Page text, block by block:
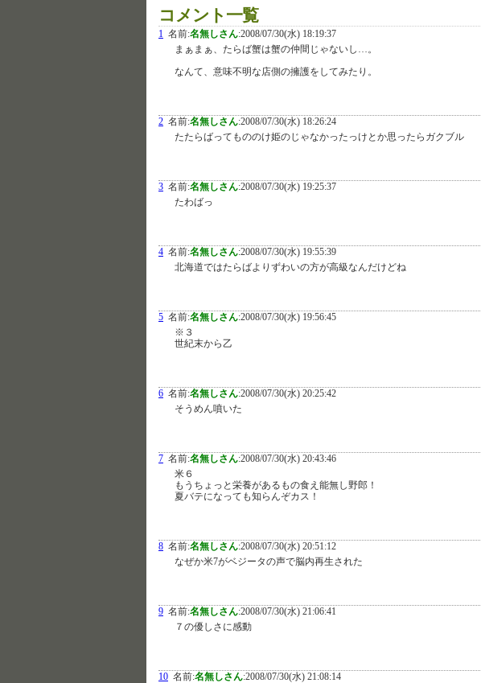
コメント一覧
1 名前:名無しさん:2008/07/30(水) 18:19:37
まぁまぁ、たらば蟹は蟹の仲間じゃないし…。
なんて、意味不明な店側の擁護をしてみたり。
2 名前:名無しさん:2008/07/30(水) 18:26:24
たたらばってもののけ姫のじゃなかったっけとか思ったらガクブル
3 名前:名無しさん:2008/07/30(水) 19:25:37
たわばっ
4 名前:名無しさん:2008/07/30(水) 19:55:39
北海道ではたらばよりずわいの方が高級なんだけどね
5 名前:名無しさん:2008/07/30(水) 19:56:45
※３
世紀末から乙
6 名前:名無しさん:2008/07/30(水) 20:25:42
そうめん噴いた
7 名前:名無しさん:2008/07/30(水) 20:43:46
米６
もうちょっと栄養があるもの食え能無し野郎！
夏バテになっても知らんぞカス！
8 名前:名無しさん:2008/07/30(水) 20:51:12
なぜか米7がベジータの声で脳内再生された
9 名前:名無しさん:2008/07/30(水) 21:06:41
７の優しさに感動
10 名前:名無しさん:2008/07/30(水) 21:08:14